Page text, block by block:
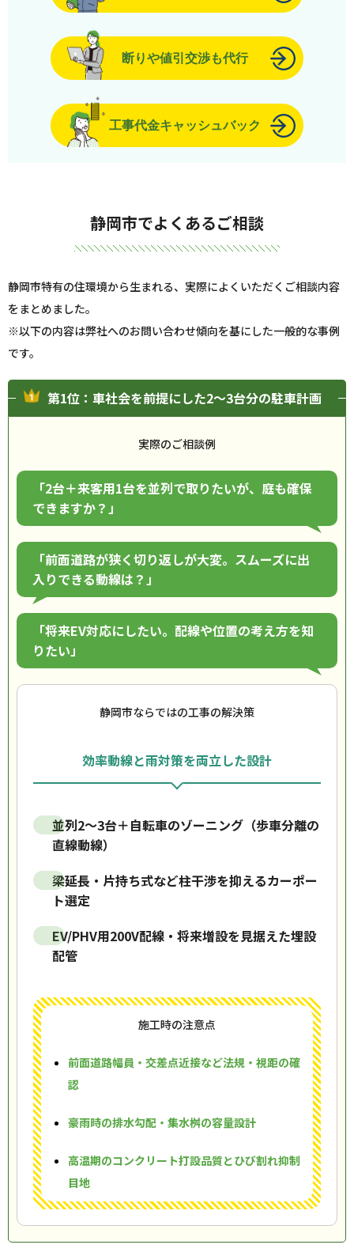
断りや値引交渉も代行
工事代金キャッシュバック
静岡市でよくあるご相談
静岡市特有の住環境から生まれる、実際によくいただくご相談内容
をまとめました。
※以下の内容は弊社へのお問い合わせ傾向を基にした一般的な事例
です。
第1位：車社会を前提にした2〜3台分の駐車計画
実際のご相談例
「2台＋来客用1台を並列で取りたいが、庭も確保
できますか？」
「前面道路が狭く切り返しが大変。スムーズに出
入りできる動線は？」
「将来EV対応にしたい。配線や位置の考え方を知
りたい」
静岡市ならではの工事の解決策
効率動線と雨対策を両立した設計
並列2〜3台＋自転車のゾーニング（歩車分離の
直線動線）
梁延長・片持ち式など柱干渉を抑えるカーポー
ト選定
EV/PHV用200V配線・将来増設を見据えた埋設
配管
施工時の注意点
前面道路幅員・交差点近接など法規・視距の確
認
豪雨時の排水勾配・集水桝の容量設計
高温期のコンクリート打設品質とひび割れ抑制
目地